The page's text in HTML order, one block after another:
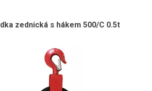
zednická s hákem 500/C 0.5t